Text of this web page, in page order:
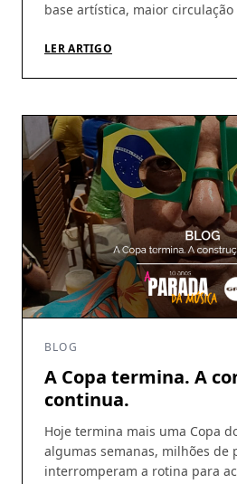
base artística, maior
primeiro semestre de 2026
fortalecimento […]
LER ARTIGO
BLOG
A Copa termina. A
continua.
Hoje termina mais uma Copa
algumas semanas, milhões de
interromperam a rotina para